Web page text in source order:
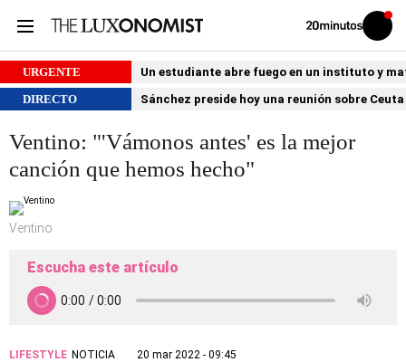
Volver
Iniciar
sesión
URGENTE
Un estudiante abre fuego en un instituto y
DIRECTO
Sánchez preside hoy una reunión sobre
Ventino: "'Vámonos antes' es la mejor
canción que hemos hecho"
Ventino
Escucha este artículo
LIFESTYLE NOTICIA
20 mar 2022 - 09:45